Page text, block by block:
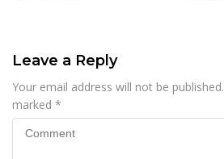
Leave a Reply
Your email address will not be published.
marked *